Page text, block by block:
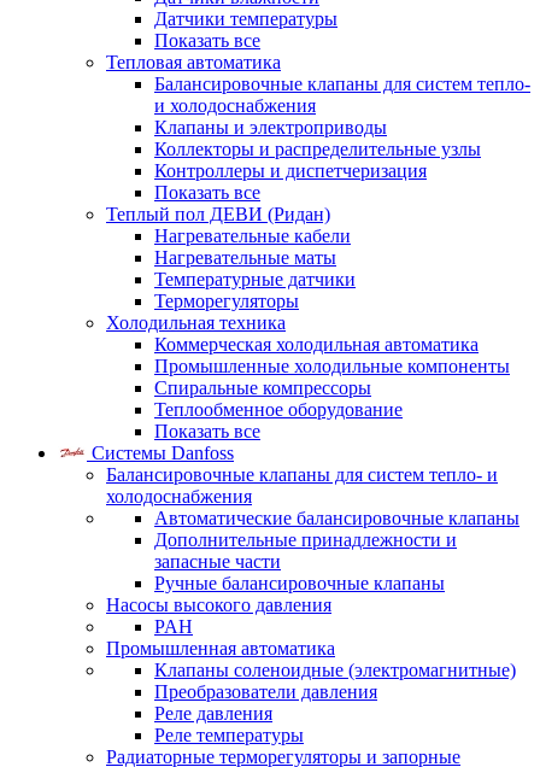
Датчики температуры
Показать все
Тепловая автоматика
Балансировочные клапаны для систем тепло-
и холодоснабжения
Клапаны и электроприводы
Коллекторы и распределительные узлы
Контроллеры и диспетчеризация
Показать все
Теплый пол ДЕВИ (Ридан)
Нагревательные кабели
Нагревательные маты
Температурные датчики
Терморегуляторы
Холодильная техника
Коммерческая холодильная автоматика
Промышленные холодильные компоненты
Спиральные компрессоры
Теплообменное оборудование
Показать все
Системы Danfoss
Балансировочные клапаны для систем тепло- и
холодоснабжения
Автоматические балансировочные клапаны
Дополнительные принадлежности и
запасные части
Ручные балансировочные клапаны
Насосы высокого давления
PAH
Промышленная автоматика
Клапаны соленоидные (электромагнитные)
Преобразователи давления
Реле давления
Реле температуры
Радиаторные терморегуляторы и запорные